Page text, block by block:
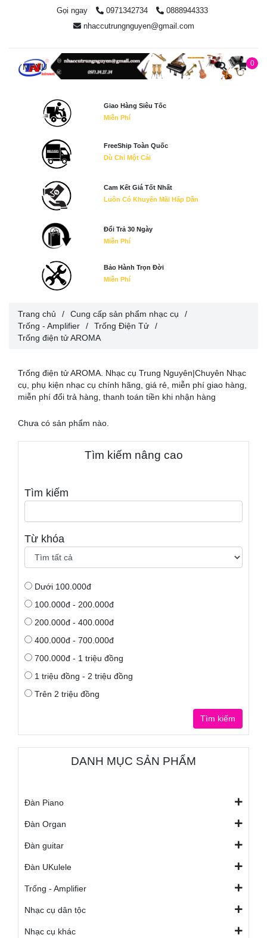
Trống điện tử AROMA. Nhạc cụ Trung Nguyên|Chuyên Nhạc
cụ, phụ kiện nhạc cụ chính hãng, giá rẻ, miễn phí giao hàng,
miễn phí đổi trả hàng, thanh toán tiền khi nhận hàng
Chưa có sản phẩm nào.
Tìm kiếm nâng cao
Tìm kiếm
Từ khóa
Dưới 100.000đ
100.000đ - 200.000đ
200.000đ - 400.000đ
400.000đ - 700.000đ
700.000đ - 1 triệu đồng
1 triệu đồng - 2 triệu đồng
Trên 2 triệu đồng
Tìm kiếm
DANH MỤC SẢN PHẨM
Đàn Piano
Đàn Organ
Đàn guitar
Đàn UKulele
Trống - Amplifier
Nhạc cụ dân tộc
Nhạc cụ khác
Trang chủ / Cung cấp sản phẩm nhạc cụ
/
Trống - Amplifier
/ Trống Điện Tử
/
Trống điện tử AROMA
Gọi ngay 0971342734
0888944333
nhaccutrungnguyen@gmail.com
MENU 0
Giao Hàng Siêu Tốc
Miễn Phí
FreeShip Toàn Quốc
Dù Chỉ Một Cái
Cam Kết Giá Tốt Nhất
Luôn Có Khuyến Mãi Hấp Dẫn
Đổi Trả 30 Ngày
Miễn Phí
Bảo Hành Trọn Đời
Miễn Phí